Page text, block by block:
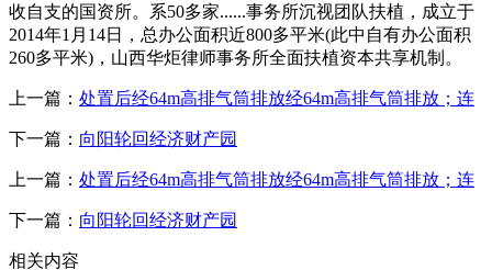
收自支的国资所。系50多家......事务所沉视团队扶植，成立于
2014年1月14日，总办公面积近800多平米(此中自有办公面积
260多平米)，山西华炬律师事务所全面扶植资本共享机制。
上一篇： 处置后经64m高排气筒排放经64m高排气筒排放；连
下一篇： 向阳轮回经济财产园
上一篇： 处置后经64m高排气筒排放经64m高排气筒排放；连
下一篇： 向阳轮回经济财产园
相关内容